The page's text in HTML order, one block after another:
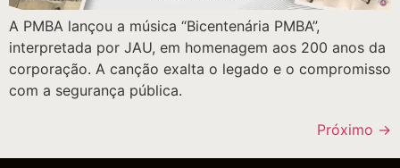
A PMBA lançou a música “Bicentenária PMBA”,
interpretada por JAU, em homenagem aos 200 anos da
corporação. A canção exalta o legado e o compromisso
com a segurança pública.
Próximo →